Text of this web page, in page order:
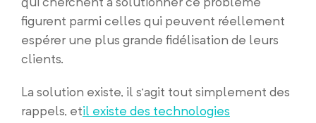
figurent parmi celles qui peuvent réellement
espérer une plus grande fidélisation de leurs
clients.
La solution existe, il s’agit tout simplement des
rappels, etil existe des technologies